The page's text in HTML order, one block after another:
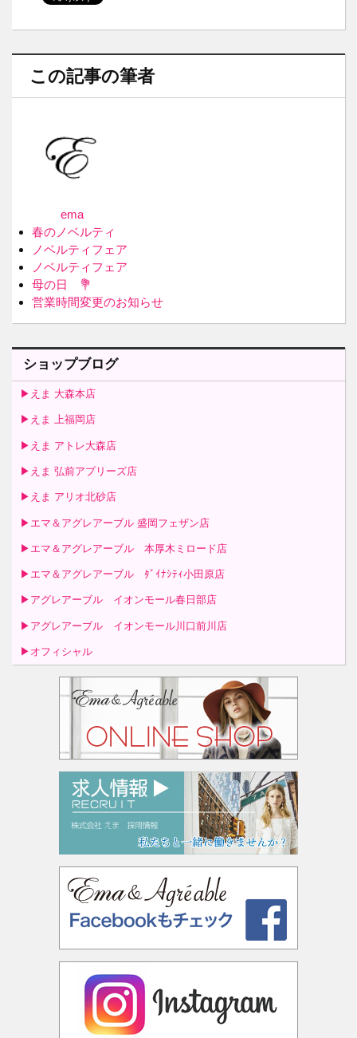
この記事の筆者
ema
春のノベルティ
ノベルティフェア
ノベルティフェア
母の日 💐
営業時間変更のお知らせ
ショップブログ
▶えま 大森本店
▶えま 上福岡店
▶えま アトレ大森店
▶えま 弘前アプリーズ店
▶えま アリオ北砂店
▶エマ＆アグレアーブル 盛岡フェザン店
▶エマ＆アグレアーブル 本厚木ミロード店
▶エマ＆アグレアーブル ﾀﾞｲﾅｼﾃｨ小田原店
▶アグレアーブル イオンモール春日部店
▶アグレアーブル イオンモール川口前川店
▶オフィシャル